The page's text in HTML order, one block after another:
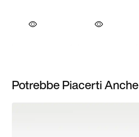
Potrebbe Piacerti Anche